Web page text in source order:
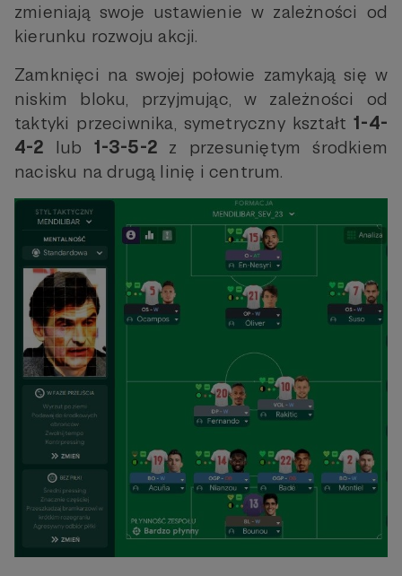
zmieniają swoje ustawienie w zależności od
kierunku rozwoju akcji.
Zamknięci na swojej połowie zamykają się w
niskim bloku, przyjmując, w zależności od
taktyki przeciwnika, symetryczny kształt1-4-
4-2 lub 1-3-5-2 z przesuniętym środkiem
nacisku na drugą linię i centrum.